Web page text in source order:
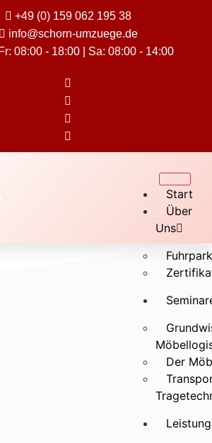
+49 (0) 159 062 195 38
info@schorn-umzuege.de
08:00 - 18:00 | Sa: 08:00 - 14:00
Start
Über
Uns
Der